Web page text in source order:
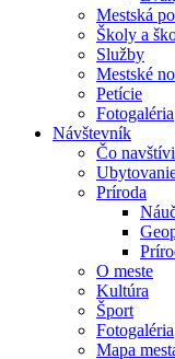
Mestská
Školy a
Služby
Mestské
Petície
Fotogaléria
Návštevník
Čo
Príroda
O meste
Kultúra
Šport
Fotogaléria
Mapa